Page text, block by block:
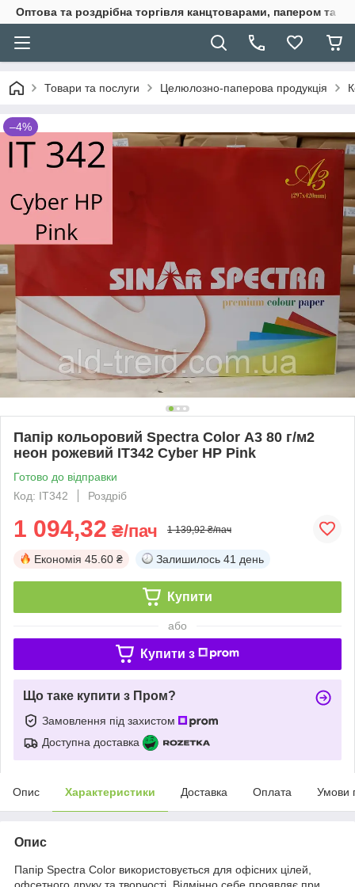
Оптова та роздрібна торгівля канцтоварами, папером та
Товари та послуги Целюлозно-паперова продукція
–4%
Папір кольоровий Spectra Color А3 80 г/м2
неон рожевий IT342 Cyber HP Pink
Готово до відправки
Код: ІТ342
Роздріб
1 094,32 ₴/пач 1 139,92 ₴/пач
Економія 45.60 ₴ Залишилось 41 день
Купити
або
Купити з
Що таке купити з Пром?
Замовлення під захистом
Доступна доставка
Опис Характеристики Доставка Оплата Умови
Опис
Папір Spectra Color використовується для офісних цілей,
офсетного друку та творчості. Відмінно себе проявляє при